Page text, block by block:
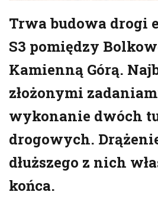
Trwa budowa drogi
S3 pomiędzy
Kamienną Górą.
złożonymi
wykonanie dwóch
drogowych.
dłuższego z nich
końca.